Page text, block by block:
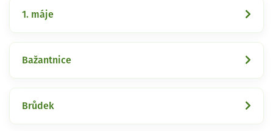
1. máje
Bažantnice
Brůdek